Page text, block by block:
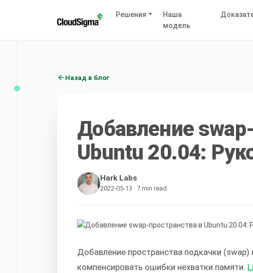
Решения
Наша
модель
Назад в блог
Добавление
Ubuntu 20.04:
Hark Labs
2022-05-13 · 7 min read
Добавление пространства подкачки
компенсировать ошибки нехватки памяти.